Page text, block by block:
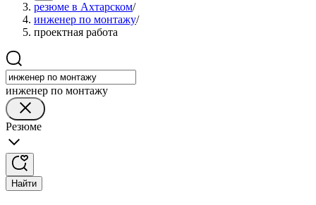
резюме в Ахтарском/
инженер по монтажу/
проектная работа
инженер по монтажу
Резюме
Найти